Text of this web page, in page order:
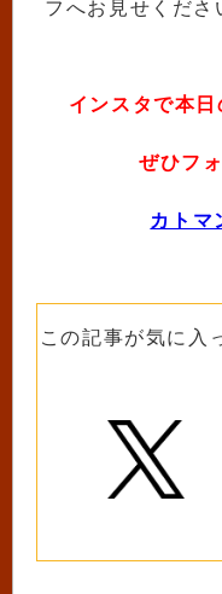
フへお見せくださ
インスタで本
ぜひフ
カトマ
この記事が気に入